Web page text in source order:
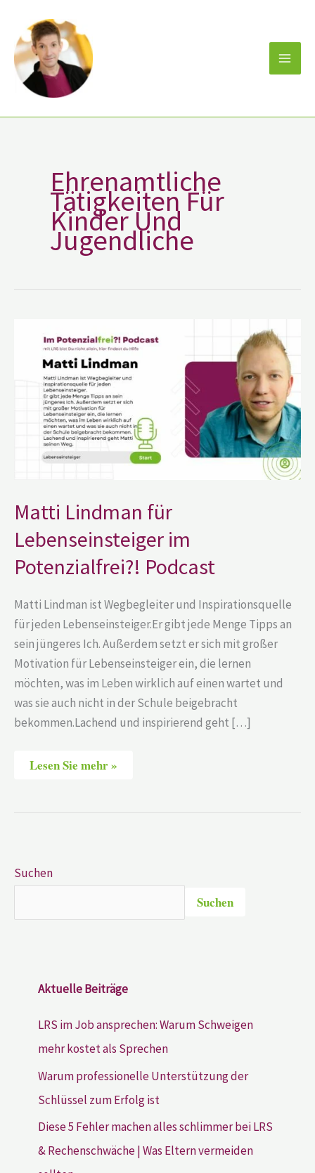
Inhalt
springen
Ehrenamtliche
Tätigkeiten Für
Kinder Und
Jugendliche
Matti Lindman für
Lebenseinsteiger im
Potenzialfrei?! Podcast
Matti Lindman ist Wegbegleiter und Inspirationsquelle
für jeden Lebenseinsteiger.Er gibt jede Menge Tipps an
sein jüngeres Ich. Außerdem setzt er sich mit großer
Motivation für Lebenseinsteiger ein, die lernen
möchten, was im Leben wirklich auf einen wartet und
was sie auch nicht in der Schule beigebracht
bekommen.Lachend und inspirierend geht […]
Lindman
für
Lebenseinsteiger
Potenzialfrei?!
Podcast
Lesen Sie mehr »
Suchen
Suchen
Aktuelle Beiträge
LRS im Job ansprechen: Warum Schweigen
mehr kostet als Sprechen
Warum professionelle Unterstützung der
Schlüssel zum Erfolg ist
Diese 5 Fehler machen alles schlimmer bei LRS
& Rechenschwäche | Was Eltern vermeiden